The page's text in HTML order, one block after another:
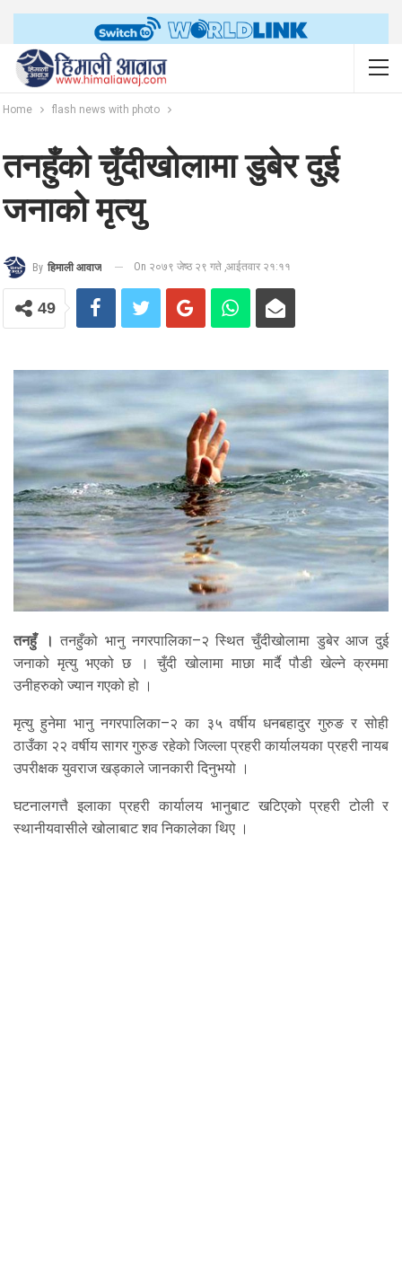
Home flash news with photo
तनहुँको चुँदीखोलामा डुबेर दुई
जनाको मृत्यु
By हिमाली आवाज On २०७९ जेष्ठ २९ गते ,आईतवार २१:११
49
तनहुँ । तनहुँको भानु नगरपालिका–२ स्थित चुँदीखोलामा डुबेर आज दुई
जनाको मृत्यु भएको छ । चुँदी खोलामा माछा मार्दै पौडी खेल्ने क्रममा
उनीहरुको ज्यान गएको हो ।
मृत्यु हुनेमा भानु नगरपालिका–२ का ३५ वर्षीय धनबहादुर गुरुङ र सोही
ठाउँका २२ वर्षीय सागर गुरुङ रहेको जिल्ला प्रहरी कार्यालयका प्रहरी नायब
उपरीक्षक युवराज खड्काले जानकारी दिनुभयो ।
घटनालगत्तै इलाका प्रहरी कार्यालय भानुबाट खटिएको प्रहरी टोली र
स्थानीयवासीले खोलाबाट शव निकालेका थिए ।